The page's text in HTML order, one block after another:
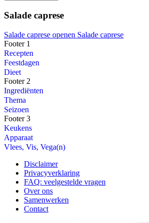
Salade caprese
Salade caprese openen Salade caprese
Footer 1
Recepten
Feestdagen
Dieet
Footer 2
Ingrediënten
Thema
Seizoen
Footer 3
Keukens
Apparaat
Vlees, Vis, Vega(n)
Disclaimer
Privacyverklaring
FAQ: veelgestelde vragen
Over ons
Samenwerken
Contact